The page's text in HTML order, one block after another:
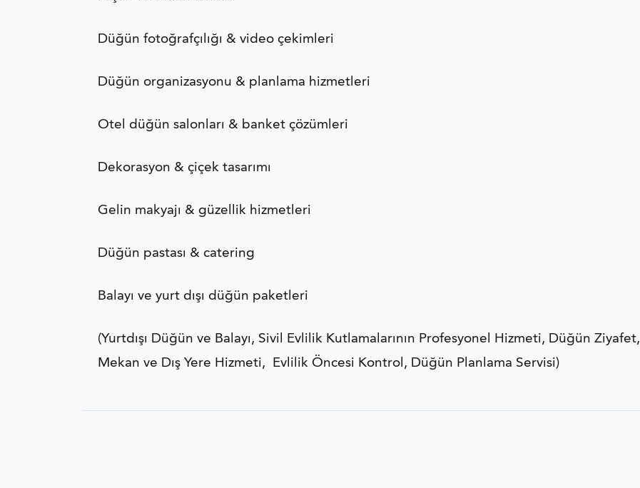
Düğün fotoğrafçılığı & video çekimleri
Düğün organizasyonu & planlama hizmetleri
Otel düğün salonları & banket çözümleri
Dekorasyon & çiçek tasarımı
Gelin makyajı & güzellik hizmetleri
Düğün pastası & catering
Balayı ve yurt dışı düğün paketleri
(Yurtdışı Düğün ve Balayı, Sivil Evlilik Kutlamalarının Profesyonel Hizmeti, Düğün Ziyafet,
Mekan ve Dış Yere Hizmeti, Evlilik Öncesi Kontrol, Düğün Planlama Servisi)